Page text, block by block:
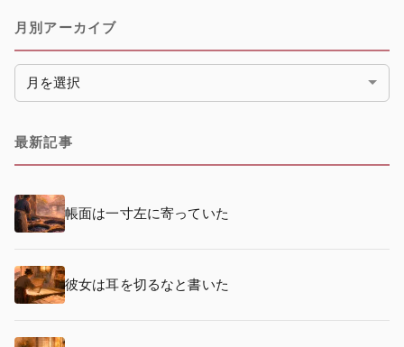
月別アーカイブ
月別アーカイブ
最新記事
帳面は一寸左に寄っていた
彼女は耳を切るなと書いた